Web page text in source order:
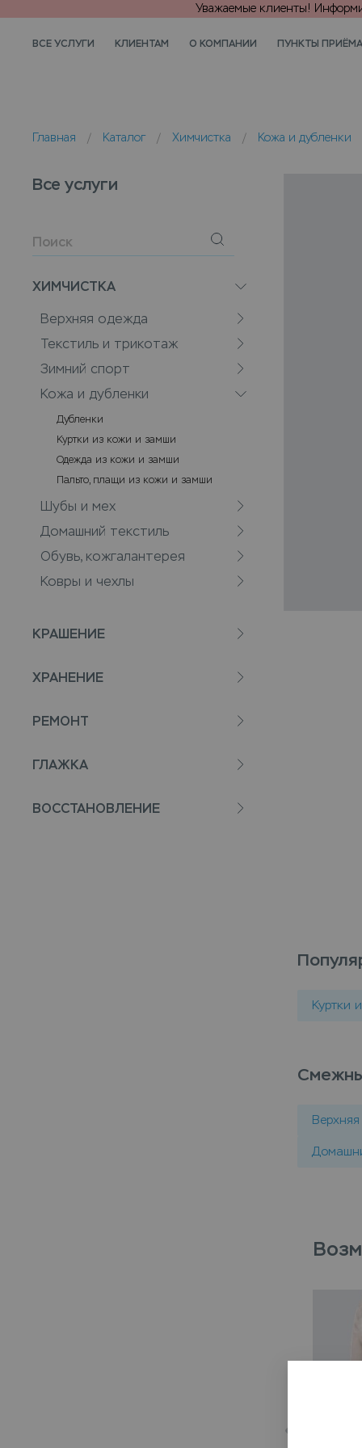
Уважаемые клиенты!
ВСЕ УСЛУГИ КЛИЕНТАМ О КОМПАНИИ ПУНКТЫ ПРИЁМА
Главная / Каталог / Химчистка / Кожа и дубленки
Все услуги
ХИМЧИСТКА
Верхняя одежда
Текстиль и трикотаж
Зимний спорт
Кожа и дубленки
Дубленки
Куртки из кожи и замши
Одежда из кожи и замши
Пальто, плащи из кожи и замши
Шубы и мех
Домашний текстиль
Обувь, кожгалантерея
Ковры и чехлы
КРАШЕНИЕ
ХРАНЕНИЕ
РЕМОНТ
ГЛАЖКА
ВОССТАНОВЛЕНИЕ
Куртки